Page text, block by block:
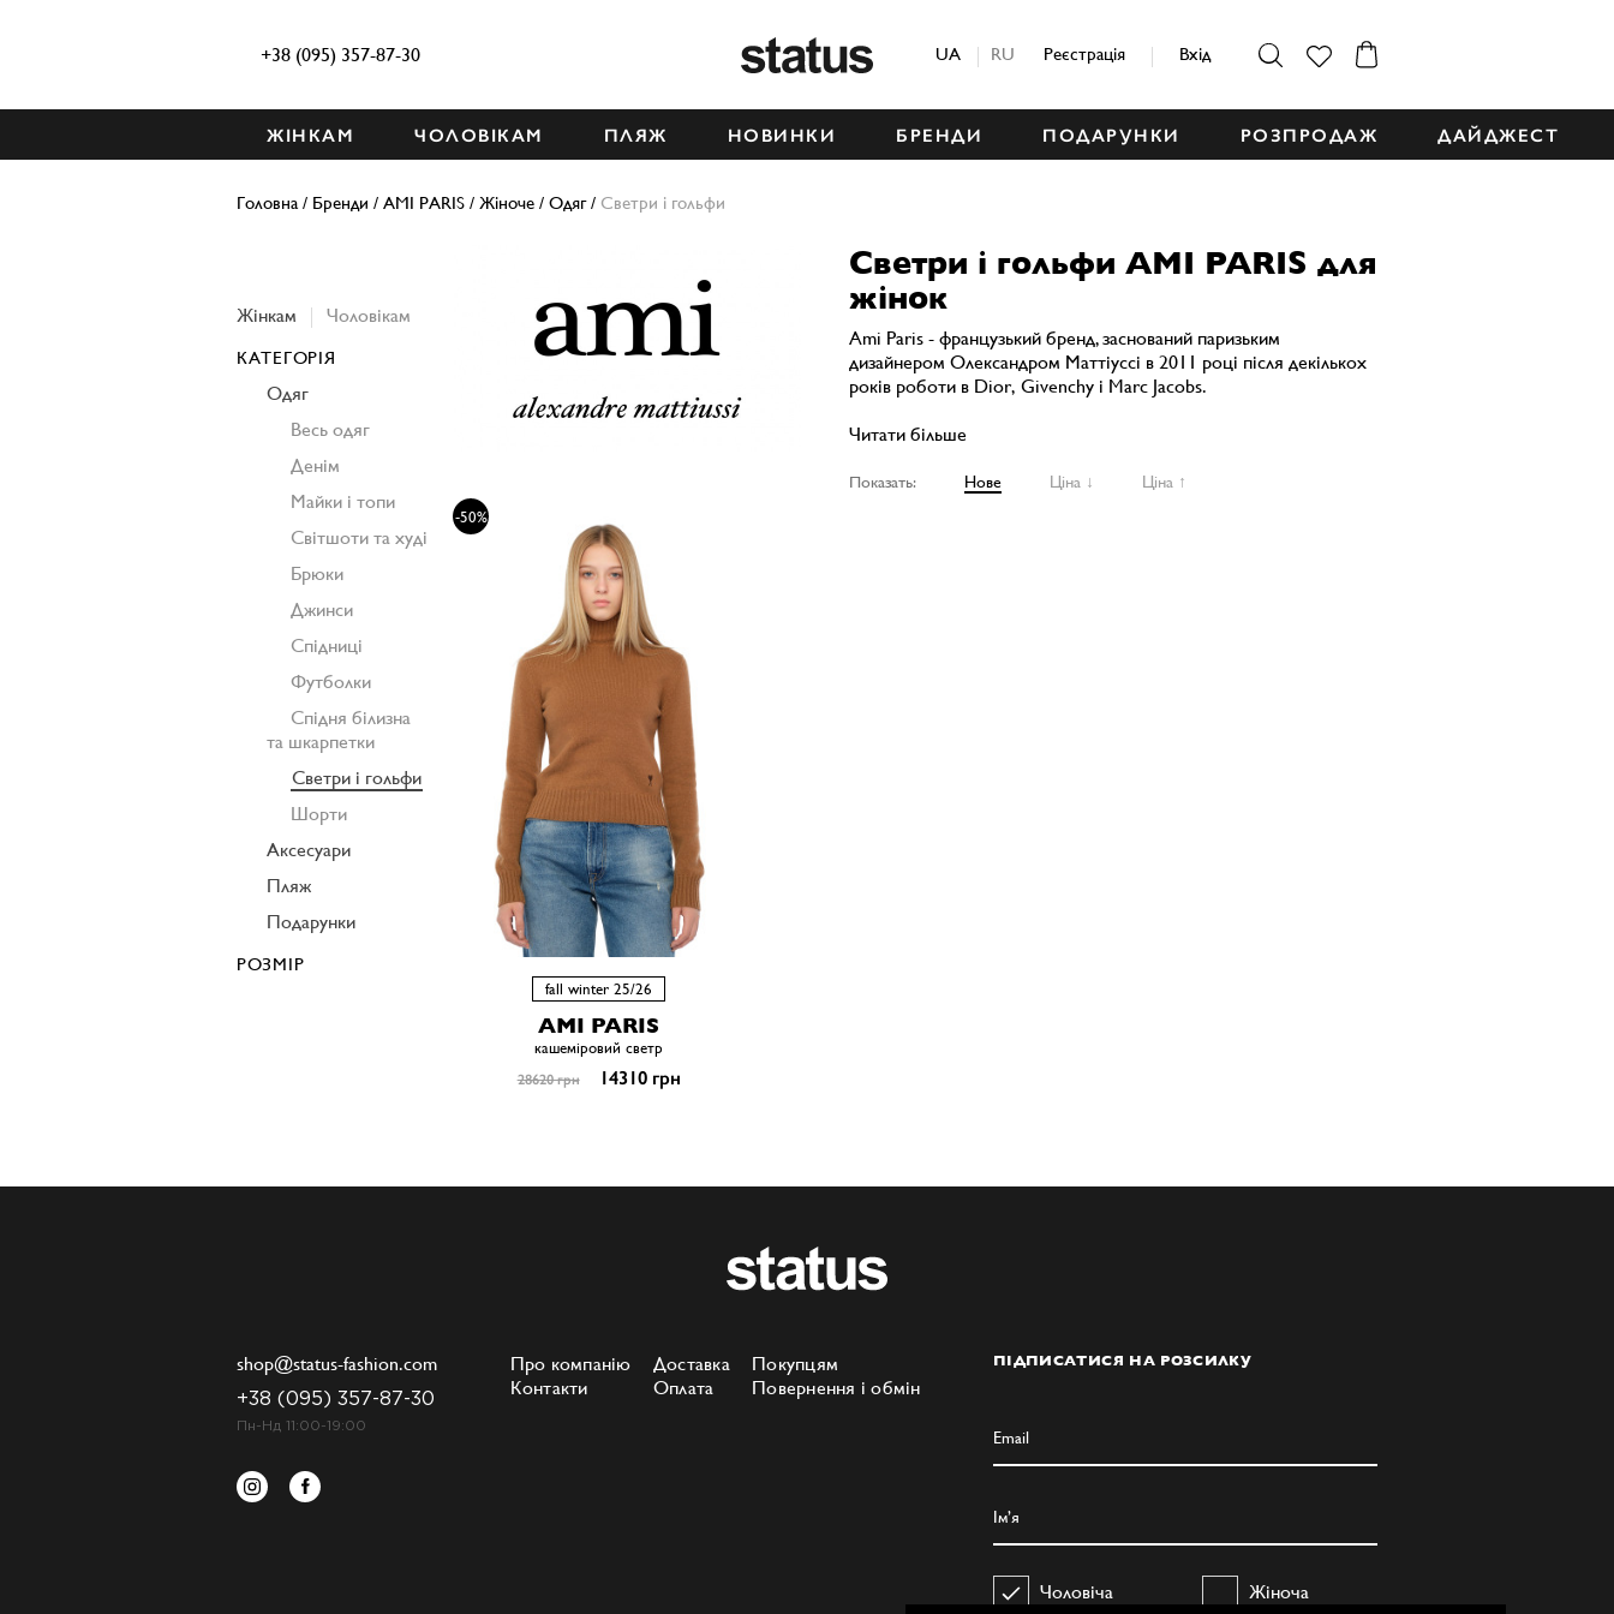
+38 (095) 357-87-30 UA RU Реєстрація Вхід
ЖІНКАМ ЧОЛОВІКАМ ПЛЯЖ НОВИНКИ БРЕНДИ ПОДАРУНКИ РОЗПРОДАЖ ДАЙДЖЕСТ
Головна / Бренди / AMI PARIS / Жіноче / Одяг/ Светри і гольфи
Светри і гольфи AMI PARIS для
жінок
Ami Paris - французький бренд, заснований паризьким
дизайнером Олександром Маттіуссі в 2011 році після декількох
років роботи в Dior, Givenchy і Marc Jacobs.
Читати більше
Показать: Нове Ціна ↓ Ціна ↑
-50%
fall winter 25/26
AMI PARIS
кашеміровий светр
28620 грн 14310 грн
Жінкам Чоловікам
КАТЕГОРІЯ
Одяг
Весь одяг
Денім
Майки і топи
Світшоти та худі
Брюки
Джинси
Спідниці
Футболки
Спідня білизна
та шкарпетки
Светри і гольфи
Шорти
Аксесуари
Пляж
Подарунки
РОЗМІР
ПІДПИСАТИСЯ НА РОЗСИЛКУ
Чоловіча Жіноча
Про компанію
Контакти
Доставка
Оплата
Покупцям
Повернення і обмін
shop@status-fashion.com
+38 (095) 357-87-30
Пн-Нд 11:00-19:00